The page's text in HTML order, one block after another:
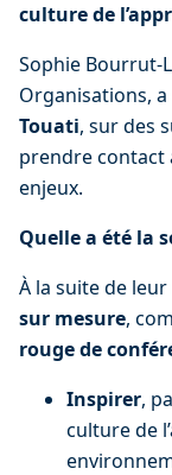
culture de
Sophie Bourrut-
Organisations,
Touati, sur des
prendre contact
enjeux.
Quelle a été la
À la suite de
sur mesure,
rouge de
Inspirer,
culture de